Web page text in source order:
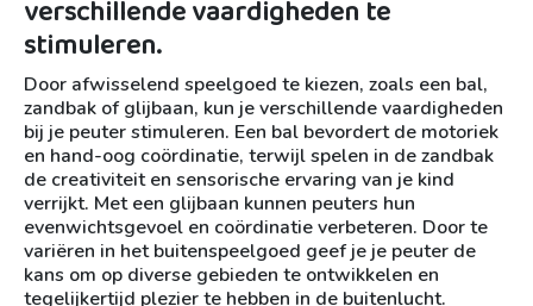
verschillende vaardigheden te
stimuleren.
Door afwisselend speelgoed te kiezen, zoals een bal,
zandbak of glijbaan, kun je verschillende vaardigheden
bij je peuter stimuleren. Een bal bevordert de motoriek
en hand-oog coördinatie, terwijl spelen in de zandbak
de creativiteit en sensorische ervaring van je kind
verrijkt. Met een glijbaan kunnen peuters hun
evenwichtsgevoel en coördinatie verbeteren. Door te
variëren in het buitenspeelgoed geef je je peuter de
kans om op diverse gebieden te ontwikkelen en
tegelijkertijd plezier te hebben in de buitenlucht.